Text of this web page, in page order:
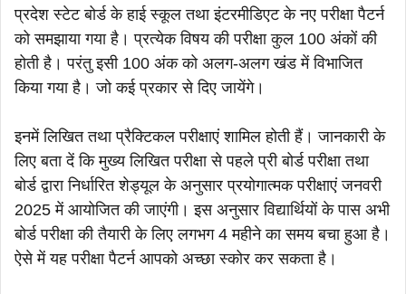
प्रदेश स्टेट बोर्ड के हाई स्कूल तथा इंटरमीडिएट के नए परीक्षा पैटर्न
को समझाया गया है। प्रत्येक विषय की परीक्षा कुल 100 अंकों की
होती है। परंतु इसी 100 अंक को अलग-अलग खंड में विभाजित
किया गया है। जो कई प्रकार से दिए जायेंगे।
इनमें लिखित तथा प्रैक्टिकल परीक्षाएं शामिल होती हैं। जानकारी के
लिए बता दें कि मुख्य लिखित परीक्षा से पहले प्री बोर्ड परीक्षा तथा
बोर्ड द्वारा निर्धारित शेड्यूल के अनुसार प्रयोगात्मक परीक्षाएं जनवरी
2025 में आयोजित की जाएंगी। इस अनुसार विद्यार्थियों के पास अभी
बोर्ड परीक्षा की तैयारी के लिए लगभग 4 महीने का समय बचा हुआ है।
ऐसे में यह परीक्षा पैटर्न आपको अच्छा स्कोर कर सकता है।